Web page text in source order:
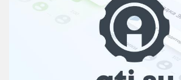
логистика
ЭДО, ИТ в
логистике
Дороги,
инфраструктура